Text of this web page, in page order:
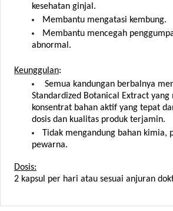
kesehatan ginjal.
Membantu mengatasi kembung.
Membantu mencegah
abnormal.
Keunggulan:
Semua kandungan berbalnya
Standardized Botanical Extract yang
konsentrat bahan aktif yang tepat
dosis dan kualitas produk terjamin.
Tidak mengandung bahan kimia,
pewarna.
Dosis:
2 kapsul per hari atau sesuai anjuran